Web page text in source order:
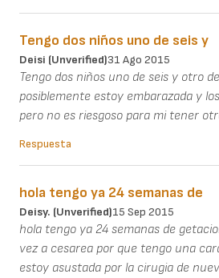
Tengo dos niños uno de seis y
Deisi (unverified)31 Ago 2015
Tengo dos niños uno de seis y otro
posiblemente estoy embarazada y
pero no es riesgoso para mi tener
Respuesta
hola tengo ya 24 semanas de
Deisy. (unverified)15 Sep 2015
hola tengo ya 24 semanas de
vez a cesarea por que tengo una
estoy asustada por la cirugia de